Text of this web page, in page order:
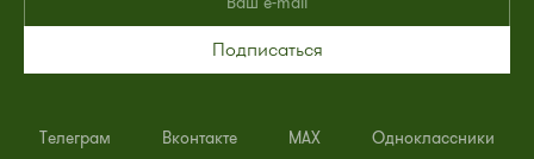
Подписаться
Телеграм Вконтакте MAX Одноклассники